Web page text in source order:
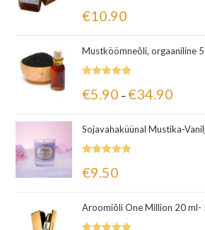
5.00/ 5
€10.90
Mustköömneõli, orgaaniline
5.00 / 5
€5.90 – €34.90
Sojavahaküünal Mustika-
5.00 / 5
€9.50
Aroomiõli One Million 20 ml-